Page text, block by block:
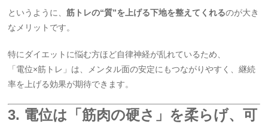
というように、筋トレの“質”を上げる下地を整えてくれるのが大き
なメリットです。
特にダイエットに悩む方ほど自律神経が乱れているため、
「電位×筋トレ」は、メンタル面の安定にもつながりやすく、継続
率を上げる効果が期待できます。
3. 電位は「筋肉の硬さ」を柔らげ、可